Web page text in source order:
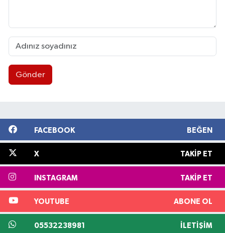
Gönder
FACEBOOK BEĞEN
X TAKIP ET
INSTAGRAM TAKIP ET
YOUTUBE ABONE OL
05532238981 İLETIŞIM